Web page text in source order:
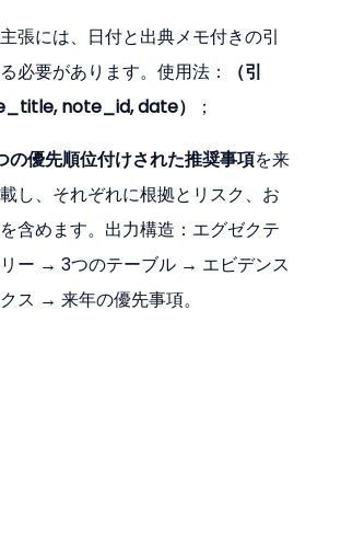
張には、日付と出典メモ付きの引
必要があります。使用法：
（引
note_id, date）
；
の優先順位付けされた推奨事項を来
し、それぞれに根拠とリスク、お
含めます。出力構造：エグゼクテ
ー → 3つのテーブル → エビデンス
ス → 来年の優先事項。